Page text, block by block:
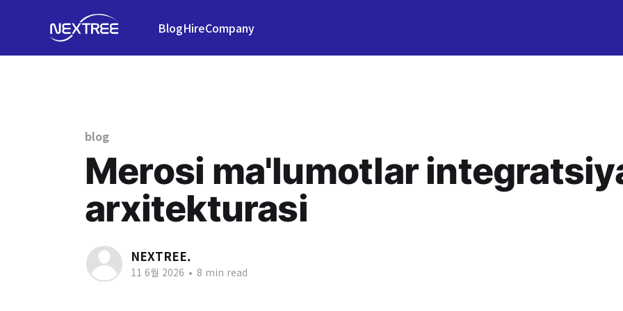
BlogHireCompany
blog
Merosi ma'lumotlar
arxitekturasi
NEXTREE.
11 6월 2026 • 8 min read